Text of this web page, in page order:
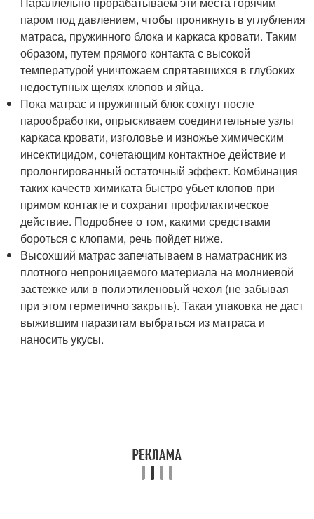
паром под давлением, чтобы проникнуть в углубления
матраса, пружинного блока и каркаса кровати. Таким
образом, путем прямого контакта с высокой
температурой уничтожаем спрятавшихся в глубоких
недоступных щелях клопов и яйца.
Пока матрас и пружинный блок сохнут после
парообработки, опрыскиваем соединительные узлы
каркаса кровати, изголовье и изножье химическим
инсектицидом, сочетающим контактное действие и
пролонгированный остаточный эффект. Комбинация
таких качеств химиката быстро убьет клопов при
прямом контакте и сохранит профилактическое
действие. Подробнее о том, какими средствами
бороться с клопами, речь пойдет ниже.
Высохший матрас запечатываем в наматрасник из
плотного непроницаемого материала на молниевой
застежке или в полиэтиленовый чехол (не забывая
при этом герметично закрыть). Такая упаковка не даст
выжившим паразитам выбраться из матраса и
наносить укусы.